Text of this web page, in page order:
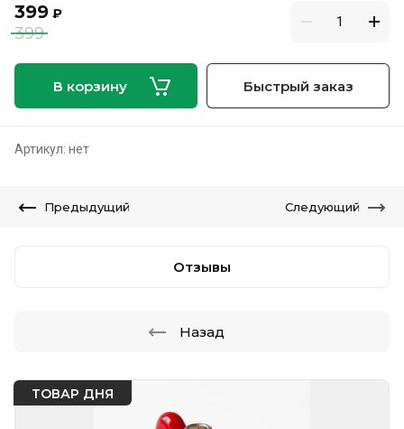
ТОВАР ДНЯ
399 ₽
399
В корзину Быстрый заказ
Артикул: нет
Предыдущий Следующий
Отзывы
Назад